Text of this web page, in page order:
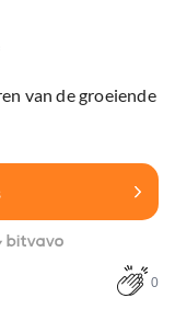
van de groeiende
0